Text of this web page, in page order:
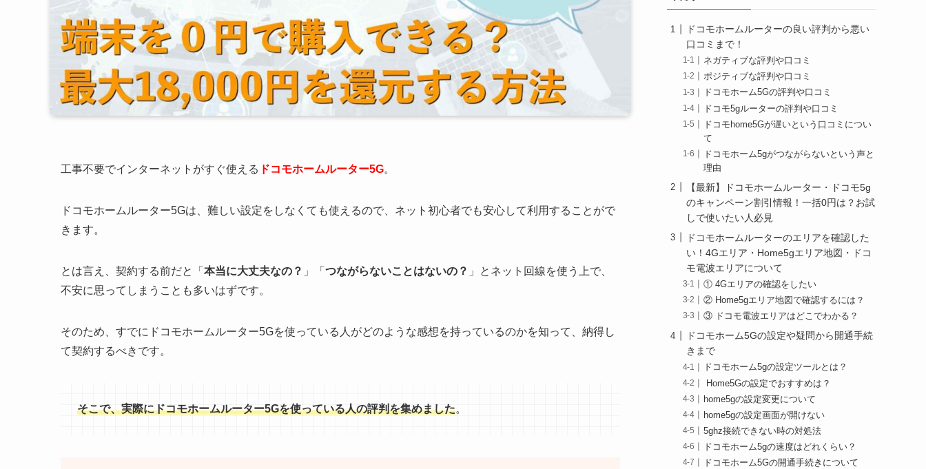
工事不要でインターネットがすぐ使える ドコモホームルーター5G。
ドコモホームルーター5Gは、難しい設定をしなくても使えるので、ネット初心者でも安心して利用することがで
きます。
とは言え、契約する前だと「 本当に大丈夫なの？ 」「 つながらないことはないの？ 」とネット回線を使う上で、
不安に思ってしまうことも多いはずです。
そのため、すでにドコモホームルーター5Gを使っている人がどのような感想を持っているのかを知って、納得し
て契約するべきです。
そこで、実際にドコモホームルーター5Gを使っている人の評判を集めました。
ドコモホームルーターの良い評判から悪い
口コミまで！
ネガティブな評判や口コミ
ポジティブな評判や口コミ
ドコモホーム5Gの評判や口コミ
ドコモ5gルーターの評判や口コミ
ドコモhome5Gが遅いという口コミについ
て
ドコモホーム5gがつながらないという声と
理由
【最新】ドコモホームルーター・ドコモ5g
のキャンペーン割引情報！一括0円は？お試
しで使いたい人必見
ドコモホームルーターのエリアを確認した
い！4Gエリア・Home5gエリア地図・ドコ
モ電波エリアについて
① 4Gエリアの確認をしたい
② Home5gエリア地図で確認するには？
③ ドコモ電波エリアはどこでわかる？
ドコモホーム5Gの設定や疑問から開通手続
きまで
ドコモホーム5gの設定ツールとは？
Home5Gの設定でおすすめは？
home5gの設定変更について
home5gの設定画面が開けない
5ghz接続できない時の対処法
ドコモホーム5gの速度はどれくらい？
ドコモホーム5Gの開通手続きについて